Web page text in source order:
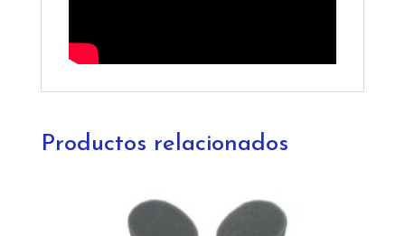
Productos relacionados